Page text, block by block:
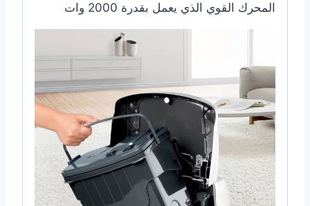
المحرك القوي الذي يعمل بقدرة 2000 وات